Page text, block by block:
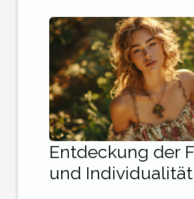
Entdeckung der
und